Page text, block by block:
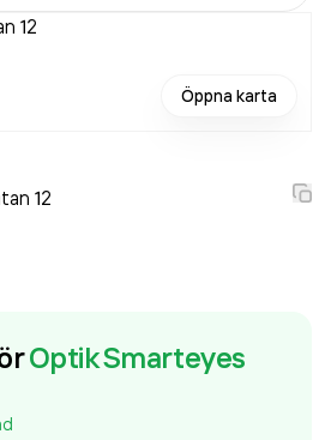
Öppna karta
12
Optik Smarteyes